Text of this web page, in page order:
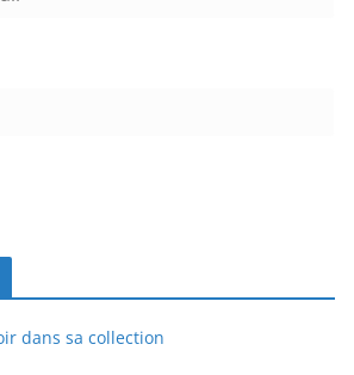
dans sa collection